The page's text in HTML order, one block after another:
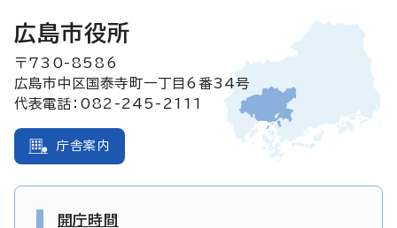
広島市役所
〒730-8586
広島市中区国泰寺町一丁目6番34号
代表電話：082-245-2111
庁舎案内
開庁時間